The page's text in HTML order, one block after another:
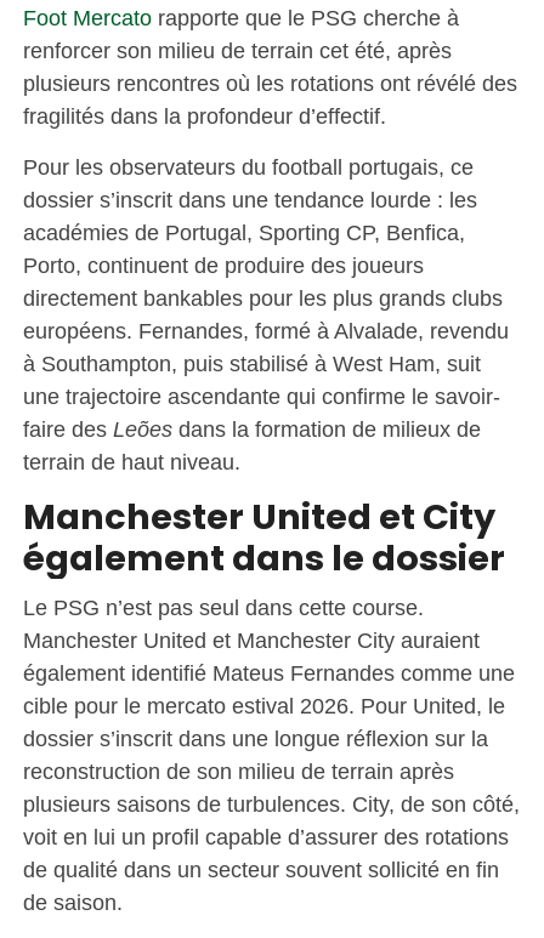
Foot Mercatorapporte que le PSG cherche à
renforcer son milieu de terrain cet été, après
plusieurs rencontres où les rotations ont révélé des
fragilités dans la profondeur d’effectif.
Pour les observateurs du football portugais, ce
dossier s’inscrit dans une tendance lourde : les
académies de Portugal, Sporting CP, Benfica,
Porto, continuent de produire des joueurs
directement bankables pour les plus grands clubs
européens. Fernandes, formé à Alvalade, revendu
à Southampton, puis stabilisé à West Ham, suit
une trajectoire ascendante qui confirme le savoir-
faire des Leõesdans la formation de milieux de
terrain de haut niveau.
Manchester United et City
également dans le dossier
Le PSG n’est pas seul dans cette course.
Manchester United et Manchester City auraient
également identifié Mateus Fernandes comme une
cible pour le mercato estival 2026. Pour United, le
dossier s’inscrit dans une longue réflexion sur la
reconstruction de son milieu de terrain après
plusieurs saisons de turbulences. City, de son côté,
voit en lui un profil capable d’assurer des rotations
de qualité dans un secteur souvent sollicité en fin
de saison.